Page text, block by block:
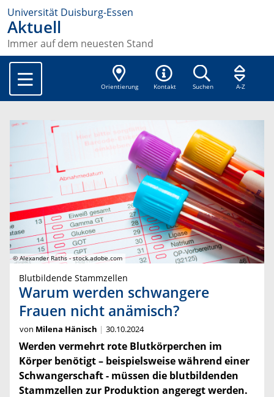
Universität Duisburg-Essen
Aktuell
Immer auf dem neuesten Stand
Orientierung Kontakt Suchen A-Z
© Alexander Raths - stock.adobe.com
Blutbildende Stammzellen
Warum werden schwangere
Frauen nicht anämisch?
von Milena Hänisch 30.10.2024
Werden vermehrt rote Blutkörperchen im
Körper benötigt – beispielsweise während einer
Schwangerschaft - müssen die blutbildenden
Stammzellen zur Produktion angeregt werden.